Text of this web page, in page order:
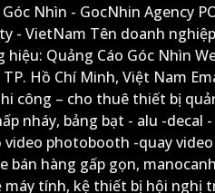
Nhìn - GocNhin Agency
- VietNam Tên doanh
Quảng Cáo Góc Nhìn
Hồ Chí Minh, Việt Nam
công – cho thuê thiết bị
nháy, bảng bạt - alu -decal
photobooth -quay
bán hàng gấp gọn,
tính, kệ thiết bị hội nghị